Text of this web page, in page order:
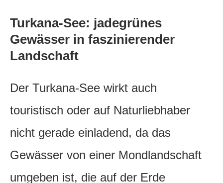
Turkana-See: jadegrünes
Gewässer in faszinierender
Landschaft
Der Turkana-See wirkt auch
touristisch oder auf Naturliebhaber
nicht gerade einladend, da das
Gewässer von einer Mondlandschaft
umgeben ist, die auf der Erde